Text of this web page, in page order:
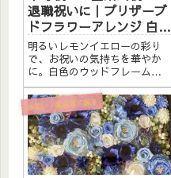
退職祝いに｜プリザーブ
ドフラワーアレンジ 白枠
〈レモンイエロー〉白文
字入れ
明るいレモンイエローの彩り
で、お祝いの気持ちを華やか
に。白色のウッドフレームに
プリザーブドフラワーと造花
を詰め込みました。アクリル
板にはお好きなメッセージを
お入れすることができます。
米寿祝いや金婚式祝いなど、
大切な節目のお祝いにおすす
めです...
お祝い・記念日に贈る